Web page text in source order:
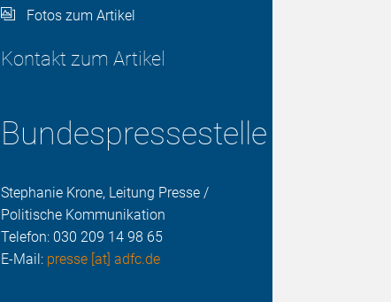
Fotos zum Artikel
Kontakt zum Artikel
Bundespressestelle
Stephanie Krone, Leitung Presse /
Politische Kommunikation
Telefon: 030 209 14 98 65
E-Mail: presse [at] adfc.de